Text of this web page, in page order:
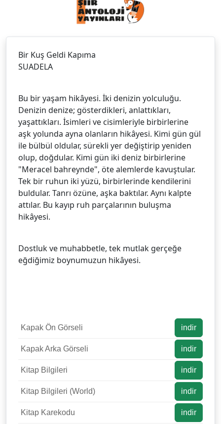
Bir Kuş Geldi Kapıma
SUADELA
Bu bir yaşam hikâyesi. İki denizin yolculuğu.
Denizin denize; gösterdikleri, anlattıkları,
yaşattıkları. İsimleri ve cisimleriyle birbirlerine
aşk yolunda ayna olanların hikâyesi. Kimi gün gül
ile bülbül oldular, sürekli yer değiştirip yeniden
olup, doğdular. Kimi gün iki deniz birbirlerine
"Meracel bahreynde", öte alemlerde kavuştular.
Tek bir ruhun iki yüzü, birbirlerinde kendilerini
buldular. Tanrı özüne, aşka baktılar. Aynı kalpte
attılar. Bu kayıp ruh parçalarının buluşma
hikâyesi.
Dostluk ve muhabbetle, tek mutlak gerçeğe
eğdiğimiz boynumuzun hikâyesi.
Kapak Ön Görseli indir
Kapak Arka Görseli indir
Kitap Bilgileri indir
Kitap Bilgileri (World) indir
Kitap Karekodu indir